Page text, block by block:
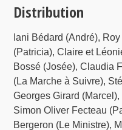
Distribution
Iani Bédard (André),
(Patricia), Claire et
Bossé (Josée), Claudia
(La Marche à Suivre),
Georges Girard
Simon Oliver Fecteau
Bergeron (Le Ministre),